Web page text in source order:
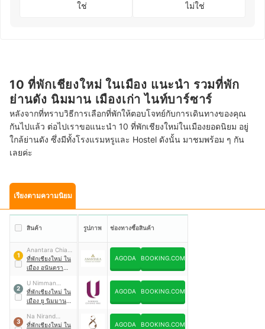
ใช่ ไม่ใช่
10 ที่พักเชียงใหม่ ในเมือง แนะนำ รวมที่พัก
ย่านดัง นิมมาน เมืองเก่า ไนท์บาร์ซาร์
หลังจากที่ทราบวิธีการเลือกที่พักให้ตอบโจทย์กับการเดินทางของคุณ
กันไปแล้ว ต่อไปเราขอแนะนำ 10 ที่พักเชียงใหม่ในเมืองยอดนิยม อยู่
ใกล้ย่านดัง ซึ่งมีทั้งโรงแรมหรูและ Hostel ดังนั้น มาชมพร้อม ๆ กัน
เลยค่ะ
เรียงตามความนิยม
สินค้า รูปภาพ ช่องทางซื้อสินค้า
1
Anantara Chiang
Mai Resort
ที่พักเชียงใหม่ ใน
เมือง อนันตรา
AGODA BOOKING.COM
2
U Nimman
Chiang Mai
ที่พักเชียงใหม่ ใน
เมือง ยู นิมมาน
AGODA BOOKING.COM
3
Na Nirand
Romantic
ที่พักเชียงใหม่ ใน
AGODA BOOKING.COM